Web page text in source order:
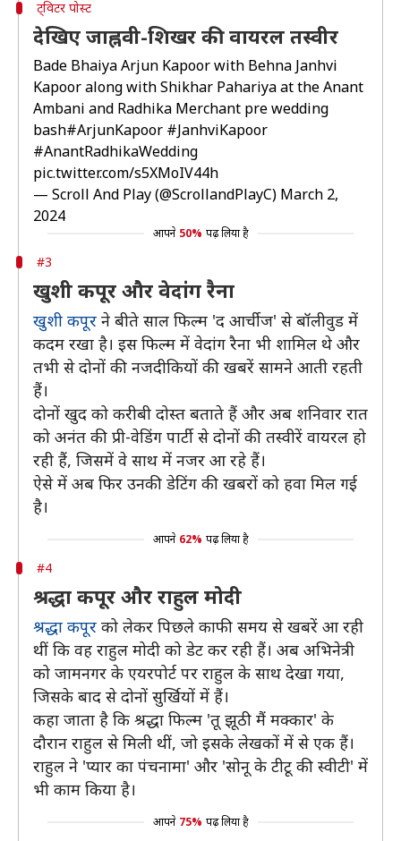
ट्विटर पोस्ट
देखिए जाह्नवी-शिखर की वायरल तस्वीर
Bade Bhaiya Arjun Kapoor with Behna Janhvi
Kapoor along with Shikhar Pahariya at the Anant
Ambani and Radhika Merchant pre wedding
bash#ArjunKapoor #JanhviKapoor
#AnantRadhikaWedding
pic.twitter.com/s5XMoIV44h
— Scroll And Play (@ScrollandPlayC) March 2,
2024
आपने 50% पढ़ लिया है
#3
खुशी कपूर और वेदांग रैना
खुशी कपूर ने बीते साल फिल्म 'द आर्चीज' से बॉलीवुड में
कदम रखा है। इस फिल्म में वेदांग रैना भी शामिल थे और
तभी से दोनों की नजदीकियों की खबरें सामने आती रहती
हैं।
दोनों खुद को करीबी दोस्त बताते हैं और अब शनिवार रात
को अनंत की प्री-वेडिंग पार्टी से दोनों की तस्वीरें वायरल हो
रही हैं, जिसमें वे साथ में नजर आ रहे हैं।
ऐसे में अब फिर उनकी डेटिंग की खबरों को हवा मिल गई
है।
आपने 62% पढ़ लिया है
#4
श्रद्धा कपूर और राहुल मोदी
श्रद्धा कपूर को लेकर पिछले काफी समय से खबरें आ रही
थीं कि वह राहुल मोदी को डेट कर रही हैं। अब अभिनेत्री
को जामनगर के एयरपोर्ट पर राहुल के साथ देखा गया,
जिसके बाद से दोनों सुर्खियों में हैं।
कहा जाता है कि श्रद्धा फिल्म 'तू झूठी मैं मक्कार' के
दौरान राहुल से मिली थीं, जो इसके लेखकों में से एक हैं।
राहुल ने 'प्यार का पंचनामा' और 'सोनू के टीटू की स्वीटी' में
भी काम किया है।
आपने 75% पढ़ लिया है